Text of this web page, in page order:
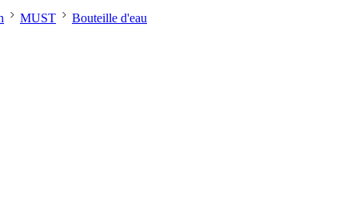
MUST Bouteille d'eau